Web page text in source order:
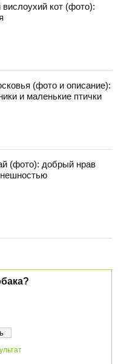
кот (фото):
(фото и описание):
и маленькие птички
(фото): добрый нрав